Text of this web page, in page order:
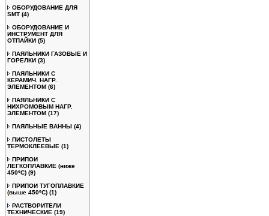
ОБОРУДОВАНИЕ ДЛЯ
SMT (4)
ОБОРУДОВАНИЕ И
ИНСТРУМЕНТ ДЛЯ
ОТПАЙКИ (5)
ПАЯЛЬНИКИ ГАЗОВЫЕ И
ГОРЕЛКИ (3)
ПАЯЛЬНИКИ С
КЕРАМИЧ. НАГР.
ЭЛЕМЕНТОМ (6)
ПАЯЛЬНИКИ С
НИХРОМОВЫМ НАГР.
ЭЛЕМЕНТОМ (17)
ПАЯЛЬНЫЕ ВАННЫ (4)
ПИСТОЛЕТЫ
ТЕРМОКЛЕЕВЫЕ (1)
ПРИПОИ
ЛЕГКОПЛАВКИЕ (ниже
450ºС) (9)
ПРИПОИ ТУГОПЛАВКИЕ
(выше 450ºС) (1)
РАСТВОРИТЕЛИ
ТЕХНИЧЕСКИЕ (19)